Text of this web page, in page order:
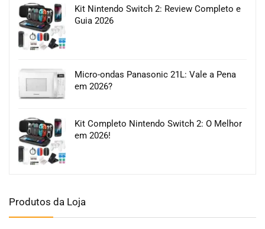
Kit Nintendo Switch 2: Review Completo e
Guia 2026
Micro-ondas Panasonic 21L: Vale a Pena
em 2026?
Kit Completo Nintendo Switch 2: O Melhor
em 2026!
Produtos da Loja